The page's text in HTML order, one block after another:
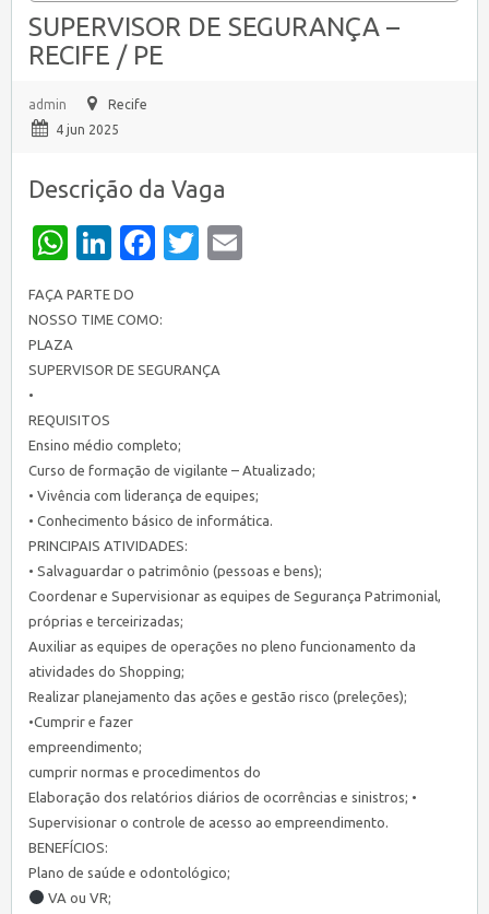
SUPERVISOR DE SEGURANÇA –
RECIFE / PE
admin
Recife
4 jun 2025
Descrição da Vaga
WhatsApp
LinkedIn
Facebook
Twitter
FAÇA PARTE DO
NOSSO TIME COMO:
PLAZA
SUPERVISOR DE SEGURANÇA
•
REQUISITOS
Ensino médio completo;
Curso de formação de vigilante – Atualizado;
• Vivência com liderança de equipes;
• Conhecimento básico de informática.
PRINCIPAIS ATIVIDADES:
• Salvaguardar o patrimônio (pessoas e bens);
Coordenar e Supervisionar as equipes de Segurança Patrimonial,
próprias e terceirizadas;
Auxiliar as equipes de operações no pleno funcionamento da
atividades do Shopping;
Realizar planejamento das ações e gestão risco (preleções);
•Cumprir e fazer
empreendimento;
cumprir normas e procedimentos do
Elaboração dos relatórios diários de ocorrências e sinistros; •
Supervisionar o controle de acesso ao empreendimento.
BENEFÍCIOS:
Plano de saúde e odontológico;
VA ou VR;